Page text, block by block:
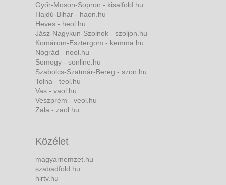
Győr-Moson-Sopron - kisalfold.hu
Hajdú-Bihar - haon.hu
Heves - heol.hu
Jász-Nagykun-Szolnok - szoljon.hu
Komárom-Esztergom - kemma.hu
Nógrád - nool.hu
Somogy - sonline.hu
Szabolcs-Szatmár-Bereg - szon.hu
Tolna - teol.hu
Vas - vaol.hu
Veszprém - veol.hu
Zala - zaol.hu
Közélet
magyarnemzet.hu
szabadfold.hu
hirtv.hu